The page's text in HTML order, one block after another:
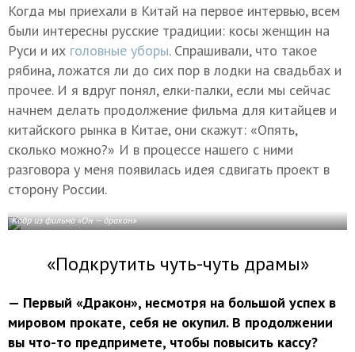
Когда мы приехали в Китай на первое интервью, всем
были интересны русские традиции: косы женщин на
Руси и их головные уборы. Спрашивали, что такое
рябина, ложатся ли до сих пор в лодки на свадьбах и
прочее. И я вдруг понял, елки-палки, если мы сейчас
начнем делать продолжение фильма для китайцев и
китайского рынка в Китае, они скажут: «Опять,
сколько можно?» И в процессе нашего с ними
разговора у меня появилась идея сдвигать проект в
сторону России.
Кадр из фильма «Он — дракон»
«Подкрутить чуть-чуть драмы»
— Первый «Дракон», несмотря на большой успех в
мировом прокате, себя не окупил. В продолжении
вы что-то предпримете, чтобы повысить кассу?